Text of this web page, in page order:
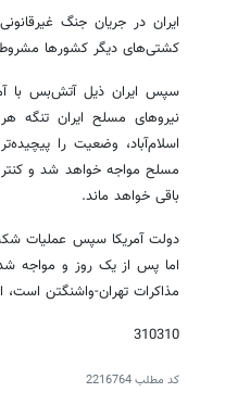
ایران در جریان جنگ
کشتی‌های دیگر کشورها مشروط
نیروهای مسلح ایران تنگه
اسلام‌آباد، وضعیت را
مسلح مواجه خواهد شد و
باقی خواهد ماند.
دولت آمریکا سپس عملیات
اما پس از یک روز و مواجه
مذاکرات تهران-واشنگتن
310310
کد مطلب2216764